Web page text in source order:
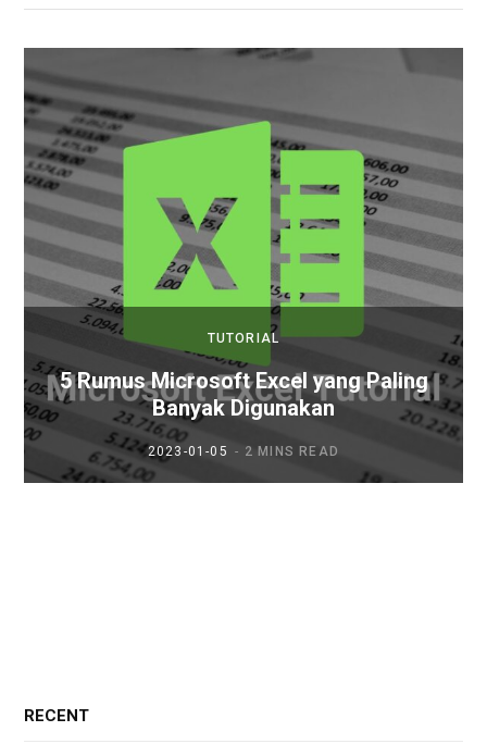
TUTORIAL
5 Rumus Microsoft Excel yang Paling
Banyak Digunakan
2023-01-05 2 MINS READ
RECENT